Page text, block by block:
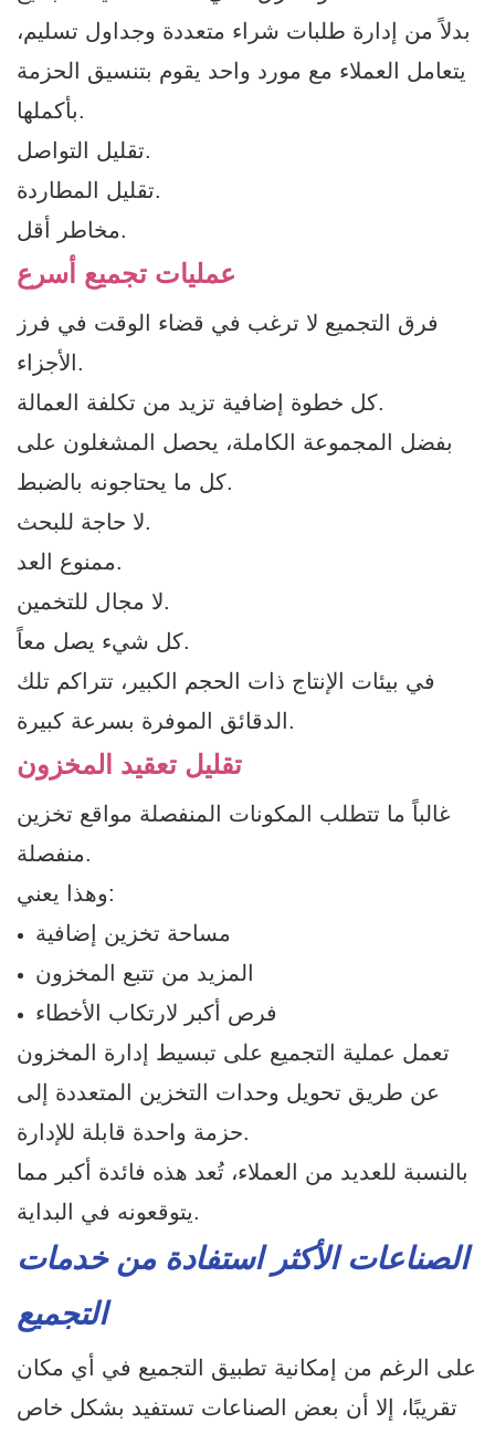
بدلاً من إدارة طلبات شراء متعددة وجداول تسليم،
يتعامل العملاء مع مورد واحد يقوم بتنسيق الحزمة
بأكملها.
تقليل التواصل.
تقليل المطاردة.
مخاطر أقل.
عمليات تجميع أسرع
فرق التجميع لا ترغب في قضاء الوقت في فرز
الأجزاء.
كل خطوة إضافية تزيد من تكلفة العمالة.
بفضل المجموعة الكاملة، يحصل المشغلون على
كل ما يحتاجونه بالضبط.
لا حاجة للبحث.
ممنوع العد.
لا مجال للتخمين.
كل شيء يصل معاً.
في بيئات الإنتاج ذات الحجم الكبير، تتراكم تلك
الدقائق الموفرة بسرعة كبيرة.
تقليل تعقيد المخزون
غالباً ما تتطلب المكونات المنفصلة مواقع تخزين
منفصلة.
وهذا يعني:
مساحة تخزين إضافية
المزيد من تتبع المخزون
فرص أكبر لارتكاب الأخطاء
تعمل عملية التجميع على تبسيط إدارة المخزون
عن طريق تحويل وحدات التخزين المتعددة إلى
حزمة واحدة قابلة للإدارة.
بالنسبة للعديد من العملاء، تُعد هذه فائدة أكبر مما
يتوقعونه في البداية.
الصناعات الأكثر استفادة من خدمات
التجميع
على الرغم من إمكانية تطبيق التجميع في أي مكان
تقريبًا، إلا أن بعض الصناعات تستفيد بشكل خاص